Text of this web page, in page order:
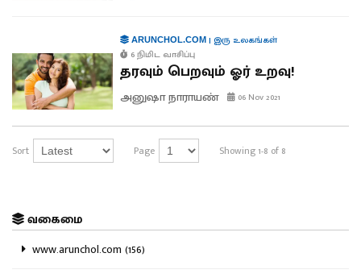
ARUNCHOL.COM| இரு உலகங்கள்
6 நிமிட வாசிப்பு
தரவும் பெறவும் ஓர் உறவு!
அனுஷா நாராயண் 06 Nov 2021
Sort Page Showing 1-8 of 8
வகைமை
www.arunchol.com (156)